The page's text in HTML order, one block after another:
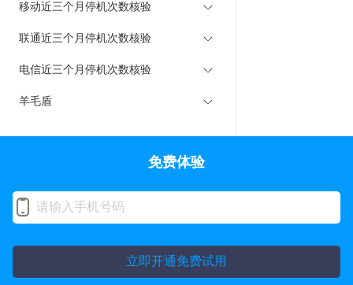
移动近三个月停机次数核验
联通近三个月停机次数核验
电信近三个月停机次数核验
羊毛盾
免费体验
立即开通免费试用